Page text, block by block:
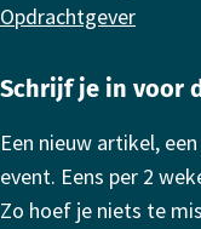
Opdrachtgever
Schrijf je in voor
Een nieuw artikel,
event. Eens per 2
Zo hoef je niets te